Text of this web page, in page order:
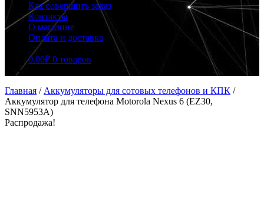
Как совершить заказ
Контакты
О магазине
Оплата и доставка
0.00₽ 0 товаров
Главная / Аккумуляторы для сотовых телефонов и КПК /
Аккумулятор для телефона Motorola Nexus 6 (EZ30,
SNN5953A)
Распродажа!